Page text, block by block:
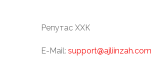
Репутас ХХК
E-Mail: support@ajliinzah.com